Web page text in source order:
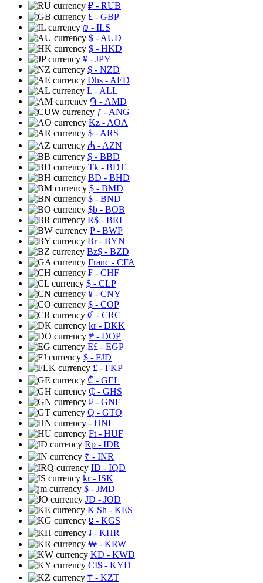
₽ - RUB
£ - GBP
₪ - ILS
$ - AUD
$ - HKD
¥ - JPY
$ - NZD
Dhs - AED
L - ALL
֏ - AMD
ƒ - ANG
Kz - AOA
$ - ARS
₼ - AZN
$ - BBD
Tk - BDT
BD - BHD
$ - BMD
$ - BND
$b - BOB
R$ - BRL
P- BWP
Br- BYN
Bz$ - BZD
Franc - CFA
₣ - CHF
$ - CLP
¥ - CNY
$ - COP
₡ - CRC
kr- DKK
₱ - DOP
E£ - EGP
$ - FJD
£ - FKP
₾ - GEL
₵ - GHS
₣ - GNF
Q - GTQ
- HNL
Ft - HUF
Rp - IDR
₹ - INR
ID - IQD
kr- ISK
$ - JMD
JD - JOD
K Sh - KES
⃀ - KGS
៛ - KHR
₩ - KRW
KD - KWD
CI$ - KYD
₸ - KZT